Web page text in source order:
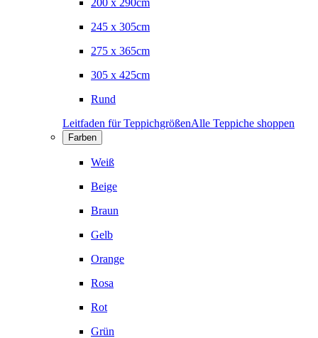
200 x 290cm
245 x 305cm
275 x 365cm
305 x 425cm
Rund
Leitfaden für TeppichgrößenAlle Teppiche shoppen
Farben
Weiß
Beige
Braun
Gelb
Orange
Rosa
Rot
Grün